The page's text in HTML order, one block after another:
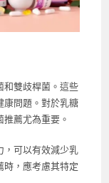
和雙歧桿菌。這些
康問題。對於乳糖
薦尤為重要。
，可以有效減少乳
，應考慮其特定